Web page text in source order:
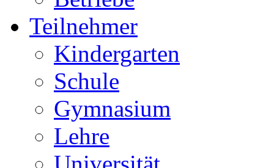
Teilnehmer
Kindergarten
Schule
Gymnasium
Lehre